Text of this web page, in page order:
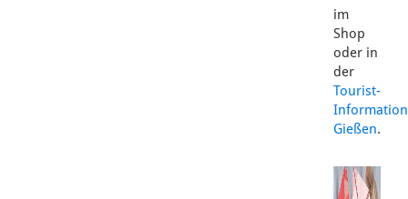
im
Shop
oder in
der
Tourist-
Information
Gießen.